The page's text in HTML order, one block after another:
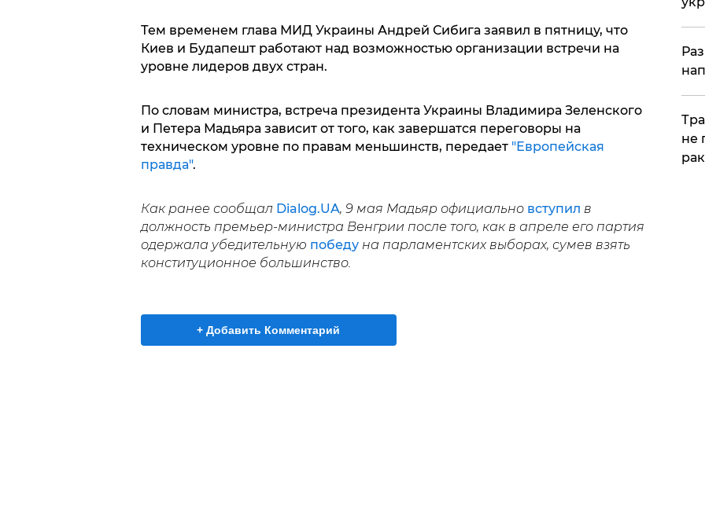
Тем временем глава МИД Украины Андрей Сибига заявил в пятницу, что
Киев и Будапешт работают над возможностью организации встречи на
уровне лидеров двух стран.
По словам министра, встреча президента Украины Владимира Зеленского
и Петера Мадьяра зависит от того, как завершатся переговоры на
техническом уровне по правам меньшинств, передает"Европейская
правда".
Как ранее сообщал Dialog.UA, 9 мая Мадьяр официально вступил в
должность премьер-министра Венгрии после того, как в апреле его партия
одержала убедительную победуна парламентских выборах, сумев взять
конституционное большинство.
+ Добавить Комментарий
не